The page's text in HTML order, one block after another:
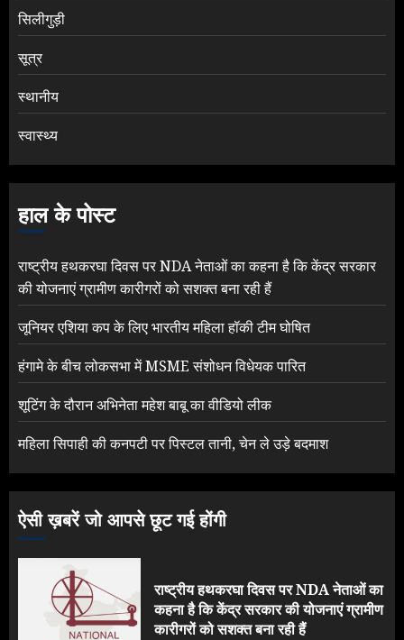
सिलीगुड़ी
सूत्र
स्थानीय
स्वास्थ्य
हाल के पोस्ट
राष्ट्रीय हथकरघा दिवस पर NDA नेताओं का कहना है कि केंद्र सरकार
की योजनाएं ग्रामीण कारीगरों को सशक्त बना रही हैं
जूनियर एशिया कप के लिए भारतीय महिला हॉकी टीम घोषित
हंगामे के बीच लोकसभा में MSME संशोधन विधेयक पारित
शूटिंग के दौरान अभिनेता महेश बाबू का वीडियो लीक
महिला सिपाही की कनपटी पर पिस्टल तानी, चेन ले उड़े बदमाश
ऐसी ख़बरें जो आपसे छूट गई होंगी
राष्ट्रीय हथकरघा दिवस पर NDA नेताओं का
कहना है कि केंद्र सरकार की योजनाएं ग्रामीण
कारीगरों को सशक्त बना रही हैं